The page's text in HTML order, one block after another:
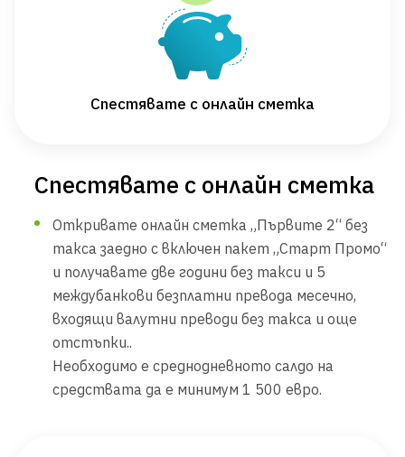
Спестявате с онлайн сметка
Спестявате с онлайн сметка
Откривате онлайн сметка „Първите 2“ без
такса заедно с включен пакет „Старт Промо“
и получавате две години без такси и 5
междубанкови безплатни превода месечно,
входящи валутни преводи без такса и още
отстъпки..
Необходимо е среднодневното салдо на
средствата да е минимум 1 500 евро.